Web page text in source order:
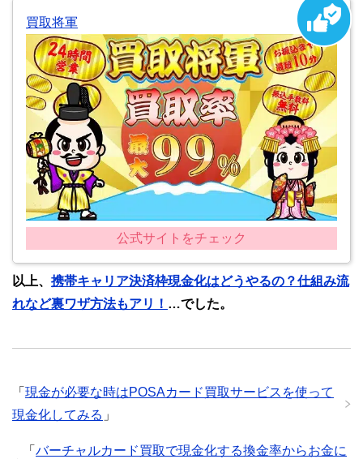
買取将軍
公式サイトをチェック
以上、 携帯キャリア決済枠現金化はどうやるの？仕組み流
れなど裏ワザ方法もアリ！ …でした。
「 現金が必要な時はPOSAカード買取サービスを使って
現金化してみる 」
「 バーチャルカード買取で現金化する換金率からお金に